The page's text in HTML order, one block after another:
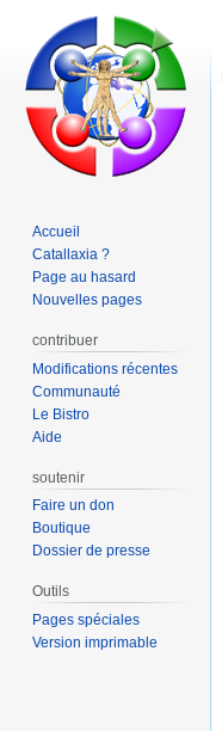
Accueil
Catallaxia ?
Page au hasard
Nouvelles pages
contribuer
Modifications récentes
Communauté
Le Bistro
Aide
soutenir
Faire un don
Boutique
Dossier de presse
Outils
Pages spéciales
Version imprimable